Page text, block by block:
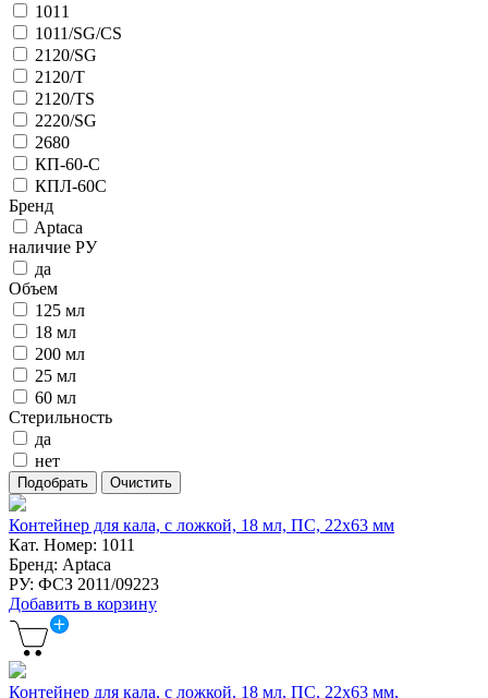
1011
1011/SG/CS
2120/SG
2120/T
2120/TS
2220/SG
2680
КП-60-С
КПЛ-60С
Бренд
Aptaca
наличие РУ
да
Объем
125 мл
18 мл
200 мл
25 мл
60 мл
Стерильность
да
нет
Контейнер для кала, с ложкой, 18 мл, ПС, 22х63 мм
Кат. Номер: 1011
Бренд: Aptaca
РУ: ФСЗ 2011/09223
Добавить в корзину
Контейнер для кала, с ложкой, 18 мл, ПС, 22х63 мм,